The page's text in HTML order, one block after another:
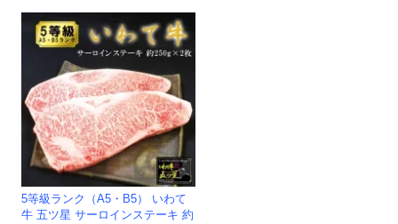
5等級ランク（A5・B5） いわて
牛 五ツ星 サーロインステーキ 約